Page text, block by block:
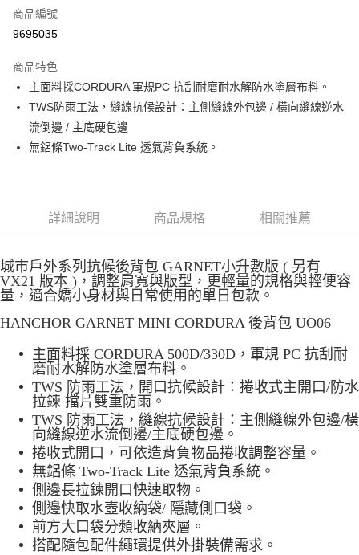
合作金庫商業銀行
上海商業儲蓄銀行
臺灣中小企業銀行
匯豐（台灣）商業銀行
華泰商業銀行
聯邦商業銀行
遠東國際商業銀行
元大商業銀行
玉山商業銀行
星展（台灣）商業銀行
LINE Pay
Apple Pay
ATM付款
運送方式
宅配
每筆NT$80，滿NT$490(含以上)免運費
免運費
商品編號
9695035
商品特色
主面料採CORDURA 軍規PC 抗刮耐磨耐水解防水塗層布料。
TWS防雨工法，縫線抗候設計：主側縫線外包邊 / 橫向縫線逆水
流倒邊 / 主底硬包邊
無鋁條Two-Track Lite 透氣背負系統。
詳細說明 商品規格 相關推薦
城市戶外系列抗候後背包 GARNET小升數版 ( 另有
VX21 版本 )，調整肩寬與版型，更輕量的規格與輕便容
量，適合嬌小身材與日常使用的單日包款。
HANCHOR GARNET MINI CORDURA 後背包 UO06
主面料採 CORDURA 500D/330D，軍規 PC 抗刮耐
磨耐水解防水塗層布料。
TWS 防雨工法，開口抗候設計：捲收式主開口/防水
拉鍊 擋片雙重防雨。
TWS 防雨工法，縫線抗候設計：主側縫線外包邊/橫
向縫線逆水流倒邊/主底硬包邊。
捲收式開口，可依造背負物品捲收調整容量。
無鋁條 Two-Track Lite 透氣背負系統。
側邊長拉鍊開口快速取物。
側邊快取水壺收納袋/ 隱藏側口袋。
前方大口袋分類收納夾層。
搭配隨包配件繩環提供外掛裝備需求。